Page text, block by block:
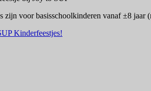
zijn voor basisschoolkinderen vanaf ±8
Kinderfeestjes!